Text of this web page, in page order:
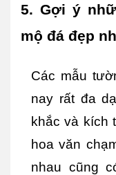
5. Gợi ý
mộ đá đẹp
Các mẫu
nay rất đa
khắc và kích
hoa văn
nhau cũng